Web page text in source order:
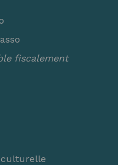
fiscalement
culturelle